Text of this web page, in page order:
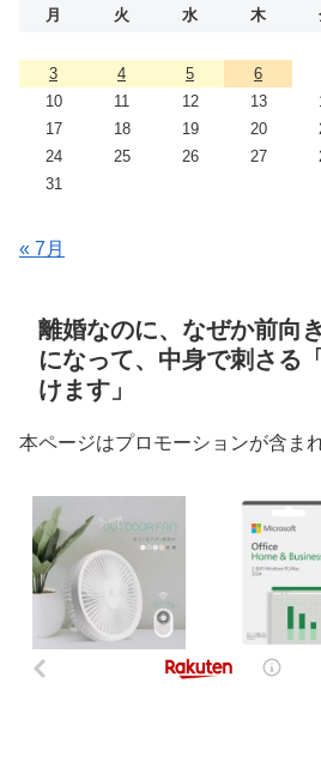
月 火 水 木
3
4 5 6
10
11 12 13
17
18 19 20
24
25 26 27
31
« 7月
離婚なのに、なぜか前向
になって、中身で刺さる
けます」
本ページはプロモーションが含ま